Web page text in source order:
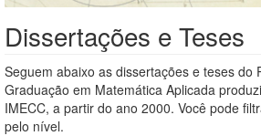
Dissertações e Teses
Seguem abaixo as dissertações e teses do
Graduação em Matemática Aplicada
IMECC, a partir do ano 2000. Você pode
pelo nível.